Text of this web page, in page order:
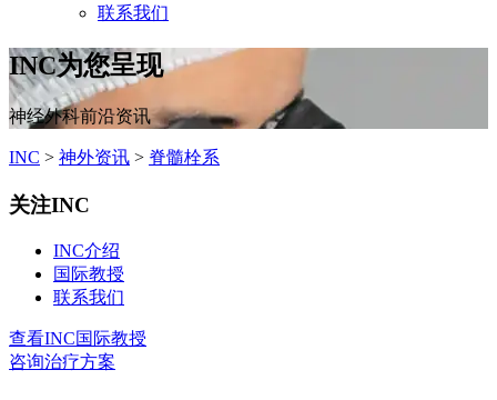
联系我们
INC为您呈现
神经外科前沿资讯
INC > 神外资讯 > 脊髓栓系
关注INC
INC介绍
国际教授
联系我们
查看INC国际教授
咨询治疗方案